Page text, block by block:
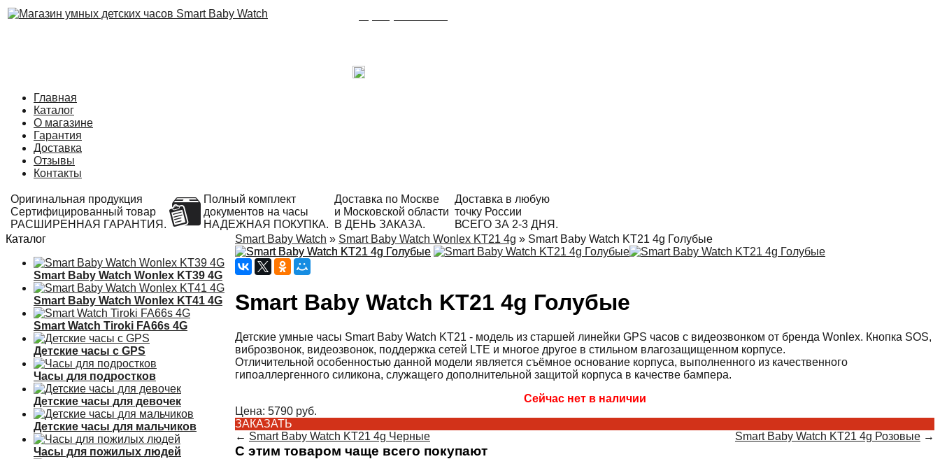
Главная
Каталог
О магазине
Гарантия
Доставка
Отзывы
Контакты
Оригинальная продукция
Сертифицированный товар
РАСШИРЕННАЯ ГАРАНТИЯ.
Полный комплект
документов на часы
НАДЕЖНАЯ ПОКУПКА.
Доставка по Москве
и Московской области
В ДЕНЬ ЗАКАЗА.
Доставка в любую
точку России
ВСЕГО ЗА 2-3 ДНЯ.
Каталог
Smart Baby Watch Wonlex KT39 4G
Smart Baby Watch Wonlex KT41 4G
Smart Watch Tiroki FA66s 4G
Детские часы с GPS
Часы для подростков
Детские часы для девочек
Детские часы для мальчиков
Часы для пожилых людей
Smart Baby Watch » Smart Baby Watch Wonlex KT21 4g » Smart Baby Watch KT21 4g Голубые
Smart Baby Watch KT21 4g Голубые
Детские умные часы Smart Baby Watch KT21 - модель из старшей линейки GPS часов с видеозвонком от бренда Wonlex. Кнопка SOS,
виброзвонок, видеозвонок, поддержка сетей LTE и многое другое в стильном влагозащищенном корпусе.
Отличительной особенностью данной модели является съёмное основание корпуса, выполненного из качественного
гипоаллергенного силикона, служащего дополнительной защитой корпуса в качестве бампера.
Сейчас нет в наличии
Цена: 5790 руб.
ЗАКАЗАТЬ
← Smart Baby Watch KT21 4g Черные Smart Baby Watch KT21 4g Розовые →
С этим товаром чаще всего покупают